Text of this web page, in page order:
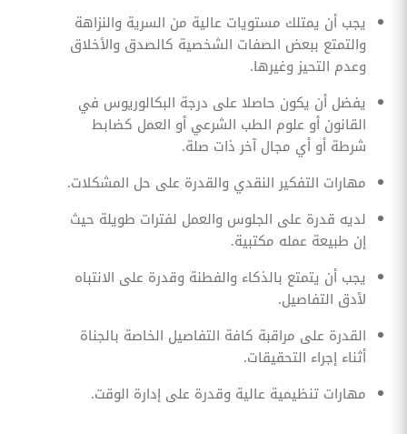
يجب أن يمتلك مستويات عالية من السرية والنزاهة
والتمتع ببعض الصفات الشخصية كالصدق والأخلاق
وعدم التحيز وغيرها.
يفضل أن يكون حاصلا على درجة البكالوريوس في
القانون أو علوم الطب الشرعي أو العمل كضابط
شرطة أو أي مجال آخر ذات صلة.
مهارات التفكير النقدي والقدرة على حل المشكلات.
لديه قدرة على الجلوس والعمل لفترات طويلة حيث
إن طبيعة عمله مكتبية.
يجب أن يتمتع بالذكاء والفطنة وقدرة على الانتباه
لأدق التفاصيل.
القدرة على مراقبة كافة التفاصيل الخاصة بالجناة
أثناء إجراء التحقيقات.
مهارات تنظيمية عالية وقدرة على إدارة الوقت.